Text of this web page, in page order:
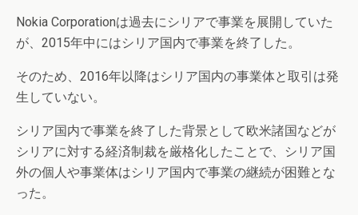
Nokia Corporationは過去にシリアで事業を展開していた
が、2015年中にはシリア国内で事業を終了した。
そのため、2016年以降はシリア国内の事業体と取引は発
生していない。
シリア国内で事業を終了した背景として欧米諸国などが
シリアに対する経済制裁を厳格化したことで、シリア国
外の個人や事業体はシリア国内で事業の継続が困難とな
った。